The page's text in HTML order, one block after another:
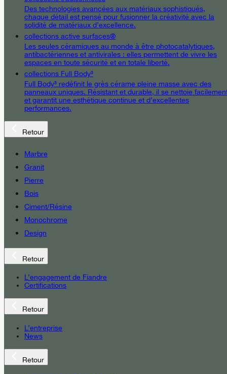
Des technologies avancées aux matériaux sophistiqués,
chaque détail est pensé pour fusionner la créativité avec la
solidité de matériaux d’excellence.
collections active surfaces®
Les seules céramiques au monde à être photocatalytiques,
antibactériennes et antivirales : elles permettent de vivre les
espaces en toute sécurité et en totale liberté.
collections Full Body³
Full Body³ redéfinit le grès cérame pleine masse avec des
panneaux uniques. Résistant et durable, il se nettoie
et garantit une esthétique continue et d’excellentes
performances.
Retour
Marbre
Granit
Pierre
Bois
Ciment/Résine
Monochrome
Design
Retour
L’engagement de Fiandre
Certifications
Retour
L’entreprise
News
Retour